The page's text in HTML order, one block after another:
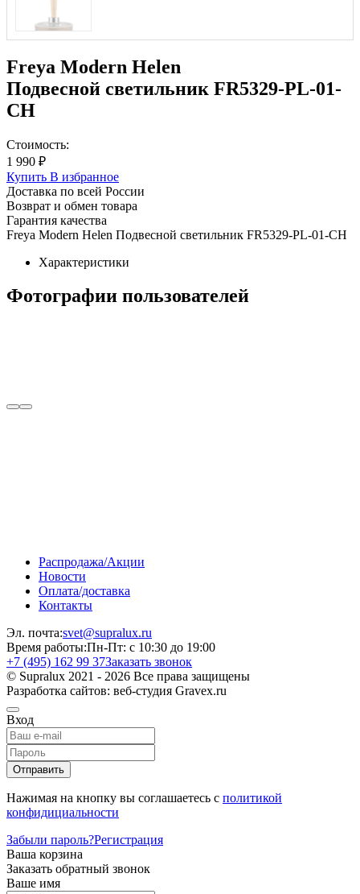
Freya Modern Helen
Подвесной светильник FR5329-PL-01-
CH
Стоимость:
1 990 ₽
Купить В избранное
Доставка по всей России
Возврат и обмен товара
Гарантия качества
Freya Modern Helen Подвесной светильник FR5329-PL-01-CH
Характеристики
Фотографии пользователей
Распродажа/Акции
Новости
Оплата/доставка
Контакты
Эл. почта:svet@supralux.ru
Время работы:Пн-Пт: с 10:30 до 19:00
+7 (495) 162 99 37Заказать звонок
© Supralux 2021 - 2026 Все права защищены
Разработка сайтов: веб-студия Gravex.ru
Вход
Отправить
Нажимая на кнопку вы соглашаетесь с политикой
конфидициальности
Забыли пароль?Регистрация
Ваша корзина
Заказать обратный звонок
Ваше имя